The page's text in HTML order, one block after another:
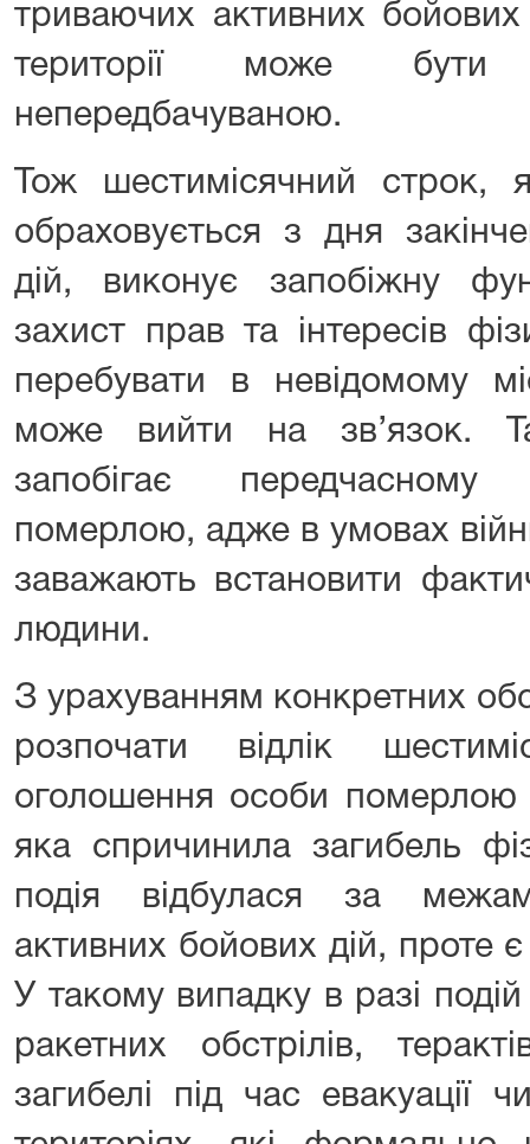
триваючих активних бойових
території може бути
непередбачуваною.
Тож шестимісячний строк,
обраховується з дня
дій, виконує запобіжну
захист прав та інтересів
перебувати в невідомому
може вийти на зв’язок.
запобігає
померлою, адже в умовах
заважають встановити
людини.
З урахуванням конкретних
розпочати відлік
оголошення особи померлою
яка спричинила загибель
подія відбулася за
активних бойових дій, проте
У такому випадку в разі
ракетних обстрілів,
загибелі під час евакуації